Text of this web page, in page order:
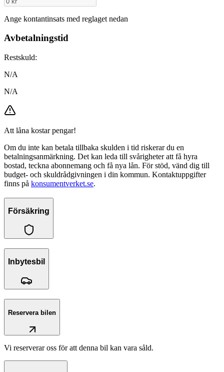
Ange kontantinsats med reglaget nedan
Avbetalningstid
Restskuld:
N/A
N/A
Att låna kostar pengar!
Om du inte kan betala tillbaka skulden i tid riskerar du en
betalningsanmärkning. Det kan leda till svårigheter att få hyra
bostad, teckna abonnemang och få nya lån. För stöd, vänd dig till
budget- och skuldrådgivningen i din kommun. Kontaktuppgifter
finns på konsumentverket.se.
Försäkring
Inbytesbil
Reservera bilen
Vi reserverar oss för att denna bil kan vara såld.